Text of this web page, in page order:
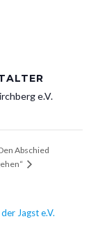
e.V.
Abschied
Jagst e.V.